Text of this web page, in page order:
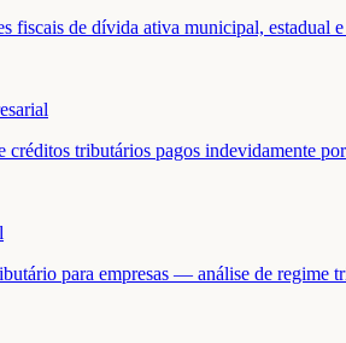
fiscais de dívida ativa municipal, estadual
créditos tributários pagos indevidamente
para empresas — análise de regime